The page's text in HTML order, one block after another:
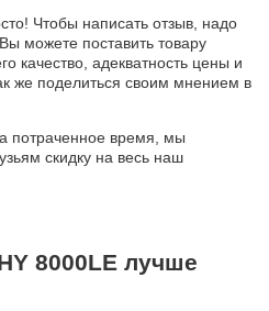
Чтобы написать отзыв, надо
можете поставить товару
качество, адекватность цены и
же поделиться своим мнением в
потраченное время, мы
скидку на весь наш
8000LE лучше